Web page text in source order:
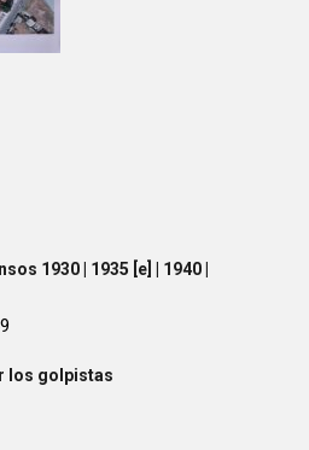
1930 | 1935 [e] | 1940 |
los golpistas